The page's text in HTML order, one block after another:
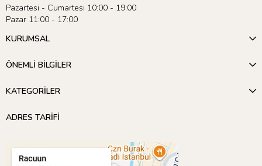
Pazartesi - Cumartesi 10:00 - 19:00
Pazar 11:00 - 17:00
KURUMSAL
ÖNEMLİ BİLGİLER
KATEGORİLER
ADRES TARİFİ